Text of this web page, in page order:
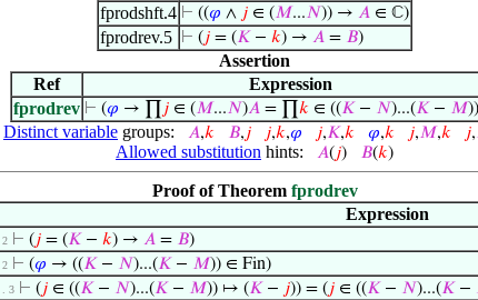
fprodshft.4 ⊢ ((𝜑 ∧ 𝑗 ∈ (𝑀...𝑁)) → 𝐴 ∈ ℂ)
fprodrev.5 ⊢ (𝑗 = (𝐾 − 𝑘) → 𝐴 = 𝐵)
Assertion
Ref
Expression
fprodrev ⊢ (𝜑 → ∏ 𝑗∈ (𝑀...𝑁)𝐴= ∏ 𝑘 ∈ ((𝐾− 𝑁)...(𝐾− 𝑀))
Distinct variable groups: 𝐴,𝑘 𝐵,𝑗 𝑗,𝑘,𝜑 𝑗,𝐾,𝑘 𝜑,𝑘 𝑗,𝑀,𝑘 𝑗,
Allowed substitution hints: 𝐴(𝑗) 𝐵(𝑘)
Proof of Theorem fprodrev
Expression
. 2 ⊢ (𝑗 = (𝐾 − 𝑘) → 𝐴 = 𝐵)
. 2 ⊢ (𝜑 → ((𝐾 − 𝑁)...(𝐾 − 𝑀)) ∈ Fin)
. . 3 ⊢ (𝑗 ∈ ((𝐾 − 𝑁)...(𝐾 − 𝑀)) ↦ (𝐾 − 𝑗)) = (𝑗 ∈ ((𝐾 − 𝑁)...(𝐾 −